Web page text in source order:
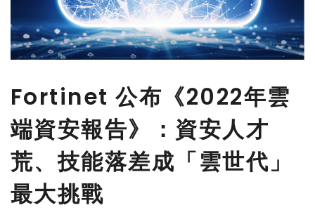
Fortinet 公布《2022年雲
端資安報告》：資安人才
荒、技能落差成「雲世代」
最大挑戰